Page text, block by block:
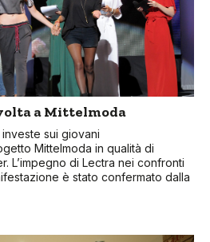
a Mittelmoda
sui giovani
Mittelmoda in qualità di
L’impegno di Lectra nei confronti
è stato confermato dalla